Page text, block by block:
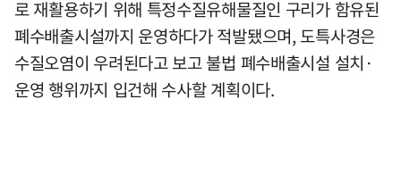
로 재활용하기 위해 특정수질유해물질인 구리가 함유된
폐수배출시설까지 운영하다가 적발됐으며, 도특사경은
수질오염이 우려된다고 보고 불법 폐수배출시설 설치·
운영 행위까지 입건해 수사할 계획이다.